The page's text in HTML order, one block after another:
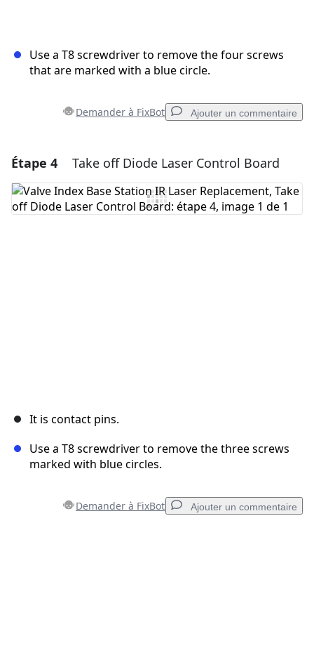
Use a T8 screwdriver to remove the four screws
that are marked with a blue circle.
Demander à FixBot Ajouter un commentaire
Ajouter un commentaire
Ajouter un commentaire
Étape 4 Take off Diode Laser Control Board
It is contact pins.
Use a T8 screwdriver to remove the three screws
marked with blue circles.
Demander à FixBot Ajouter un commentaire